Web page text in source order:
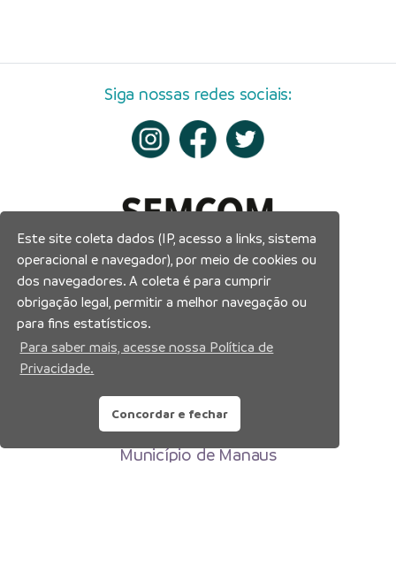
Siga nossas redes sociais:
Prefeitura Municipal de Manaus
Município de Manaus
Este site coleta dados (IP, acesso a links, sistema
operacional e navegador), por meio de cookies ou
dos navegadores. A coleta é para cumprir
obrigação legal, permitir a melhor navegação ou
para fins estatísticos.
Para saber mais, acesse nossa Política de
Privacidade.
Concordar e fechar